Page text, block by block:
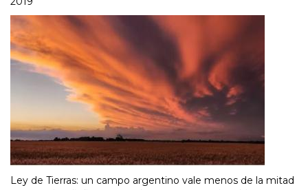
Ley de Tierras: un campo argentino vale menos de la mitad